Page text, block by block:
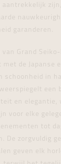
aantrekkelijk
garanderen.
van Grand Seiko-
met de Japanse
schoonheid in
een
en elegantie,
voor elke
tot
De zorgvuldig
geven elk